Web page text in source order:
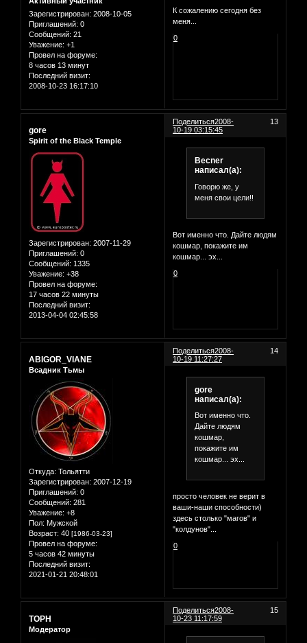
Зарегистрирован: 2008-10-05
Приглашений: 0
Сообщений: 21
Уважение: +1
Провел на форуме:
8 часов 13 минут
Последний визит:
2008-10-23 16:17:10
К сожалению сегодня без
меня...
0
Поделиться 13
2008-
10-19 03:15:45
gore
Spirit of the Black Temple
Зарегистрирован: 2007-11-29
Приглашений: 0
Сообщений: 1335
Уважение: +38
Провел на форуме:
17 часов 22 минуты
Последний визит:
2013-04-04 02:45:58
Becner
написал(а):
Говорю же, у
меня свои цели!!
Вот именно что. Дайте людям
кошмар, покажите им
кошмар... эх...
0
Поделиться 14
2008-
10-19 11:27:27
ABIGOR_VIANE
Всадник Тьмы
Откуда: Тольятти
Зарегистрирован: 2007-12-19
Приглашений: 0
Сообщений: 281
Уважение: +8
Пол: Мужской
Возраст: 40 [1986-03-23]
Провел на форуме:
5 часов 42 минуты
Последний визит:
2021-01-21 20:48:01
gore
написал(а):
Вот именно что.
Дайте людям
кошмар,
покажите им
кошмар... эх...
просто человек не верит в
ваши-наши способности)
здесь столько "магов" и
"колдунов"...
0
Поделиться 15
2008-
10-23 11:17:59
ТОРН
Модератор